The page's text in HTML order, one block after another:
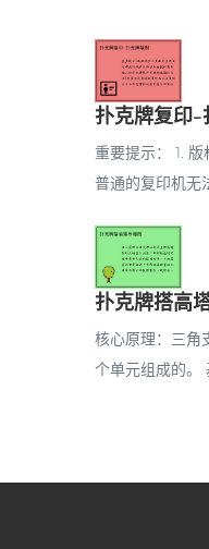
扑克牌复印-
重要提示： 1.
普通的复印机无
扑克牌搭高
核心原理：三角
个单元组成的。